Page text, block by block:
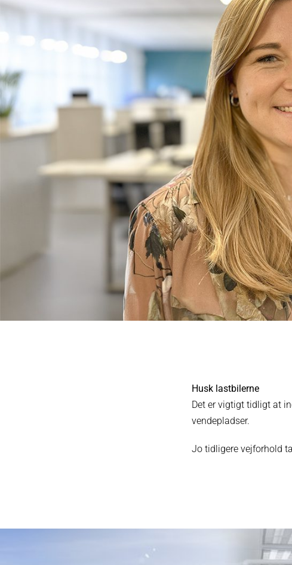
Husk lastbilerne
Det er vigtigt tidligt at
vendepladser.
Jo tidligere vejforhold